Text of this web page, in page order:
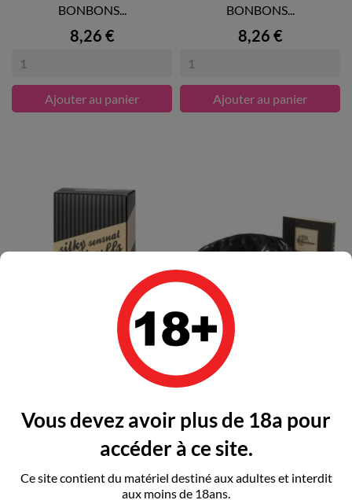
Vous devez avoir plus de 18a pour
accéder à ce site.
Ce site contient du matériel destiné aux adultes et interdit
aux moins de 18ans.
BONBONS...
Prix
8,26 €
Ajouter au panier
BONBONS...
Prix
8,26 €
Ajouter au panier
BIJOUX - LES PETITS
Prix
8,26 €
Ajouter au panier
BIJOUX - LES PETITS
Prix
8,26 €
Ajouter au panier